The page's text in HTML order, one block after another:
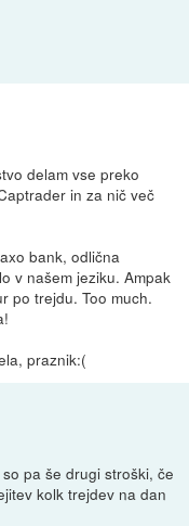
delam vse preko
in za nič več
bank, odlična
v našem jeziku. Ampak
po trejdu. Too much.
praznik:(
pa še drugi stroški, če
kolk trejdev na dan